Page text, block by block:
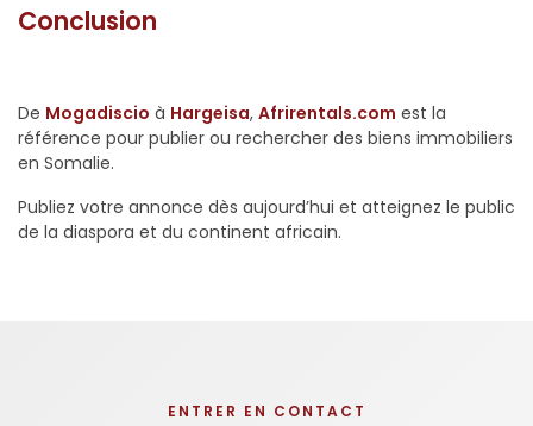
Conclusion
De Mogadiscio à Hargeisa, Afrirentals.com est la
référence pour publier ou rechercher des biens immobiliers
en Somalie.
Publiez votre annonce dès aujourd’hui et atteignez le public
de la diaspora et du continent africain.
ENTRER EN CONTACT